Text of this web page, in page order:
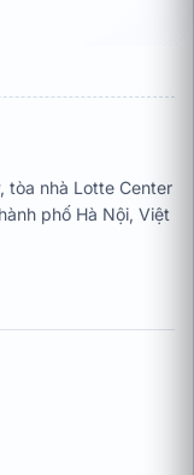
tòa nhà Lotte Center
phố Hà Nội, Việt